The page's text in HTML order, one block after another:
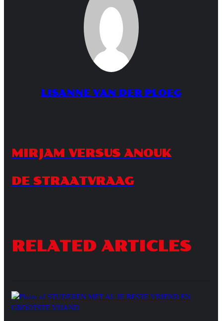
LISANNE VAN DER PLOEG
MIRJAM VERSUS ANOUK
DE STRAATVRAAG
RELATED ARTICLES